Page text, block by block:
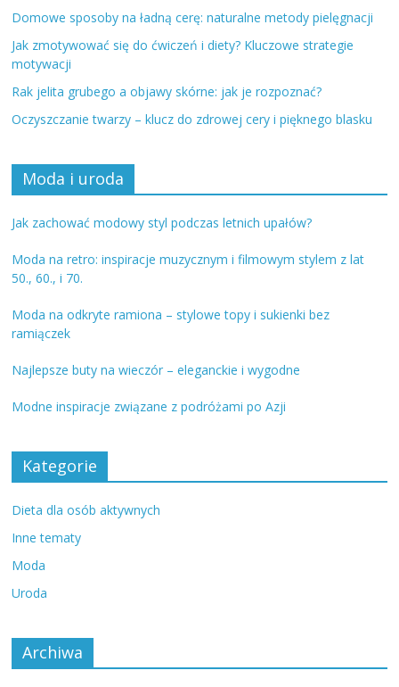
Domowe sposoby na ładną cerę: naturalne metody pielęgnacji
Jak zmotywować się do ćwiczeń i diety? Kluczowe strategie
motywacji
Rak jelita grubego a objawy skórne: jak je rozpoznać?
Oczyszczanie twarzy – klucz do zdrowej cery i pięknego blasku
Moda i uroda
Jak zachować modowy styl podczas letnich upałów?
Moda na retro: inspiracje muzycznym i filmowym stylem z lat
50., 60., i 70.
Moda na odkryte ramiona – stylowe topy i sukienki bez
ramiączek
Najlepsze buty na wieczór – eleganckie i wygodne
Modne inspiracje związane z podróżami po Azji
Kategorie
Dieta dla osób aktywnych
Inne tematy
Moda
Uroda
Archiwa